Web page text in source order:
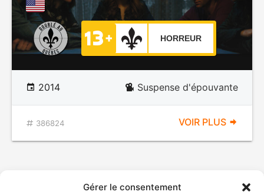
Gérer le consentement
HORREUR
2014 Suspense d'épouvante
386824 VOIR PLUS